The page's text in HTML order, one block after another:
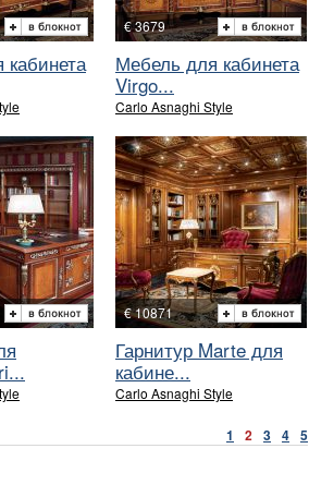
€ 3679
Мебель для кабинета
Virgo...
Carlo Asnaghi Style
€ 10871
Гарнитур Marte для
кабине...
Carlo Asnaghi Style
1 2 3 4 5